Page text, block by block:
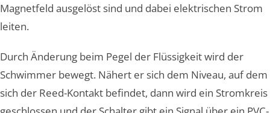
Magnetfeld ausgelöst sind und dabei elektrischen Strom
leiten.
Durch Änderung beim Pegel der Flüssigkeit wird der
Schwimmer bewegt. Nähert er sich dem Niveau, auf dem
sich der Reed-Kontakt befindet, dann wird ein Stromkreis